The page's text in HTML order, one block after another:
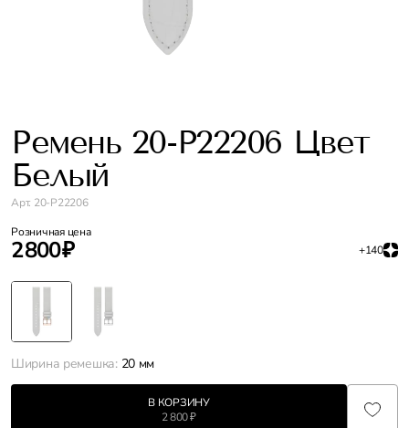
Ремень 20-P22206 Цвет
Белый
Арт. 20-P22206
Ширина ремешка: 20 мм
Розничная цена
2 800 ₽ +140
В КОРЗИНУ
2 800 ₽